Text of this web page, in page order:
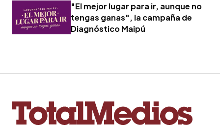
"El mejor lugar para ir, aunque no
tengas ganas", la campaña de
Diagnóstico Maipú